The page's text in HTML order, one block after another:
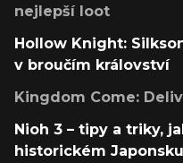
nejlepší loot
Hollow Knight:
v broučím království
Kingdom Come:
Nioh 3 – tipy a triky,
historickém Japonsku